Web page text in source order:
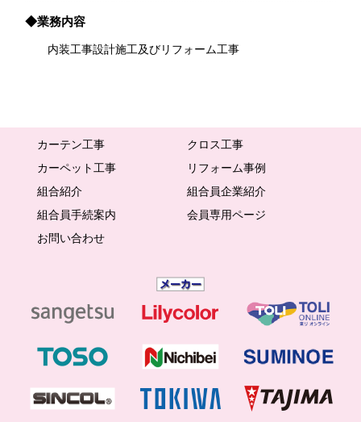
◆業務内容
内装工事設計施工及びリフォーム工事
カーテン工事
クロス工事
カーペット工事
リフォーム事例
組合紹介
組合員企業紹介
組合員手続案内
会員専用ページ
お問い合わせ